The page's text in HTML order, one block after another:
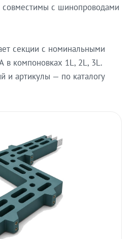
совместимы с шинопроводами
секции с номинальными
в компоновках 1L, 2L, 3L.
и артикулы — по каталогу